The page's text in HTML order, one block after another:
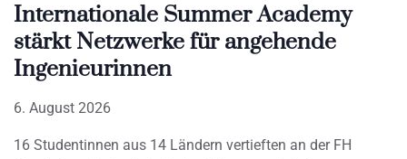
Internationale Summer Academy
stärkt Netzwerke für angehende
Ingenieurinnen
6. August 2026
16 Studentinnen aus 14 Ländern vertieften an der FH